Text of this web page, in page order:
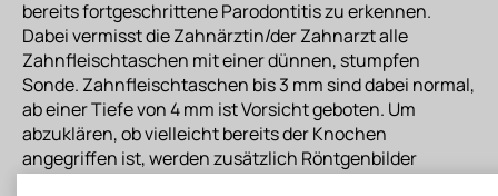
bereits fortgeschrittene Parodontitis zu erkennen.
Dabei vermisst die Zahnärztin/der Zahnarzt alle
Zahnfleischtaschen mit einer dünnen, stumpfen
Sonde. Zahnfleischtaschen bis 3 mm sind dabei normal,
ab einer Tiefe von 4 mm ist Vorsicht geboten. Um
abzuklären, ob vielleicht bereits der Knochen
angegriffen ist, werden zusätzlich Röntgenbilder
angefertigt.